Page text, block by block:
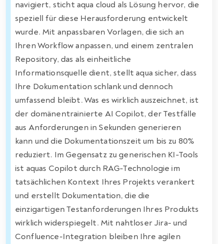
navigiert, sticht aqua cloud als Lösung hervor, die
speziell für diese Herausforderung entwickelt
wurde. Mit anpassbaren Vorlagen, die sich an
Ihren Workflow anpassen, und einem zentralen
Repository, das als einheitliche
Informationsquelle dient, stellt aqua sicher, dass
Ihre Dokumentation schlank und dennoch
umfassend bleibt. Was es wirklich auszeichnet, ist
der domänentrainierte AI Copilot, der Testfälle
aus Anforderungen in Sekunden generieren
kann und die Dokumentationszeit um bis zu 80%
reduziert. Im Gegensatz zu generischen KI-Tools
ist aquas Copilot durch RAG-Technologie im
tatsächlichen Kontext Ihres Projekts verankert
und erstellt Dokumentation, die die
einzigartigen Testanforderungen Ihres Produkts
wirklich widerspiegelt. Mit nahtloser Jira- und
Confluence-Integration bleiben Ihre agilen